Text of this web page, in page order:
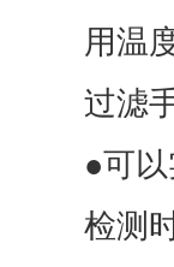
用温
过滤
●可
检测